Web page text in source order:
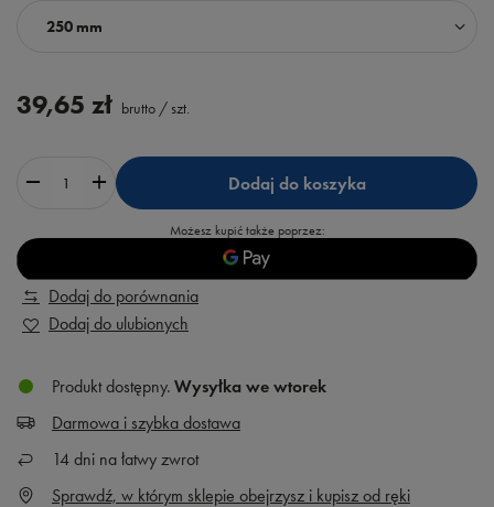
250 mm
39,65 zł brutto / szt.
Dodaj do koszyka
Możesz kupić także poprzez:
Dodaj do porównania
Dodaj do ulubionych
Produkt dostępny Wysyłka we wtorek
Darmowa i szybka dostawa
14 dni na łatwy zwrot
Sprawdź, w którym sklepie obejrzysz i kupisz od ręki